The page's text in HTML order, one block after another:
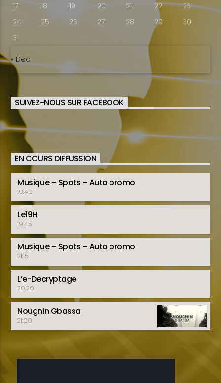
17
18 19 20 21 22
23
24
25 26 27 28 29
30
31
« Dec
SUIVEZ-NOUS SUR FACEBOOK
EN COURS DIFFUSSION
Musique – Spots – Auto promo
19:40
Le19H
19:45
Musique – Spots – Auto promo
21:15
L’e-Decryptage
20:20
Nougnin Gbassa
21:00